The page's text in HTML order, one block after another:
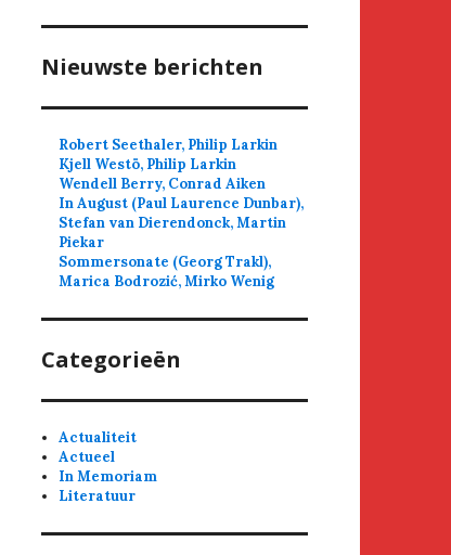
Nieuwste berichten
Robert Seethaler, Philip Larkin
Kjell Westö, Philip Larkin
Wendell Berry, Conrad Aiken
In August (Paul Laurence Dunbar),
Stefan van Dierendonck, Martin
Piekar
Sommersonate (Georg Trakl),
Marica Bodrozić, Mirko Wenig
Categorieën
Actualiteit
Actueel
In Memoriam
Literatuur